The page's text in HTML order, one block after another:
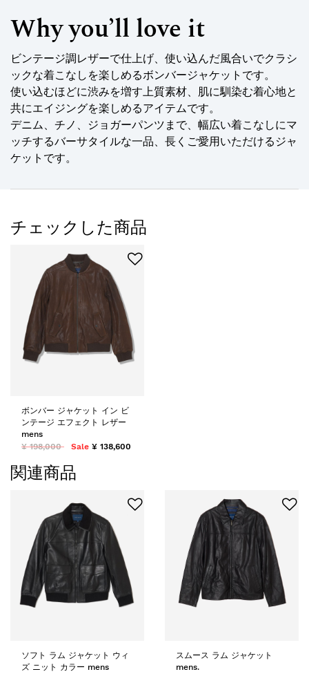
Why you’ll love it
ビンテージ調レザーで仕上げ、使い込んだ風合いでクラシ
ックな着こなしを楽しめるボンバージャケットです。
使い込むほどに渋みを増す上質素材、肌に馴染む着心地と
共にエイジングを楽しめるアイテムです。
デニム、チノ、ジョガーパンツまで、幅広い着こなしにマ
ッチするバーサタイルな一品、長くご愛用いただけるジャ
ケットです。
チェックした商品
ボンバー ジャケット イン ビ
ンテージ エフェクト レザー
mens
¥ 198,000
Sale ¥ 138,600
関連商品
ソフト ラム ジャケット ウィ
ズ ニット カラー mens
スムース ラム ジャケット
mens.